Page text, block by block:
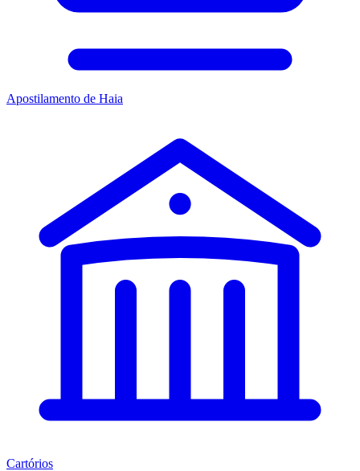
Apostilamento de Haia
Cartórios